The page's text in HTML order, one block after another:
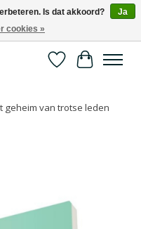
Verlanglijst
geheim van trotse leden
Is dat akkoord?
Ja
cookies »